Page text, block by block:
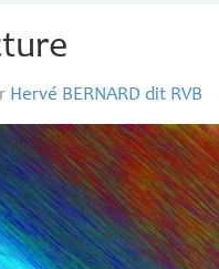
Hervé BERNARD dit RVB